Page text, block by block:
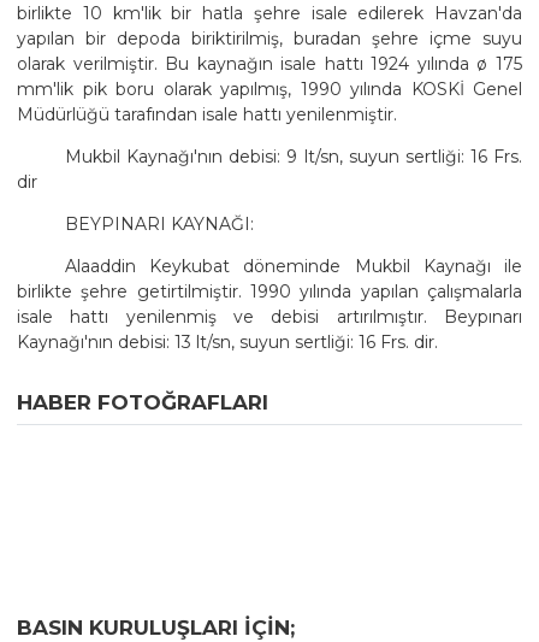
birlikte 10 km'lik bir hatla şehre isale edilerek Havzan'da
yapılan bir depoda biriktirilmiş, buradan şehre içme suyu
olarak verilmiştir. Bu kaynağın isale hattı 1924 yılında ø 175
mm'lik pik boru olarak yapılmış, 1990 yılında KOSKİ Genel
Müdürlüğü tarafından isale hattı yenilenmiştir.
Mukbil Kaynağı'nın debisi: 9 lt/sn, suyun sertliği: 16 Frs.
dir
BEYPINARI KAYNAĞI:
Alaaddin Keykubat döneminde Mukbil Kaynağı ile
birlikte şehre getirtilmiştir. 1990 yılında yapılan çalışmalarla
isale hattı yenilenmiş ve debisi artırılmıştır. Beypınarı
Kaynağı'nın debisi: 13 lt/sn, suyun sertliği: 16 Frs. dir.
HABER FOTOĞRAFLARI
BASIN KURULUŞLARI IÇIN;